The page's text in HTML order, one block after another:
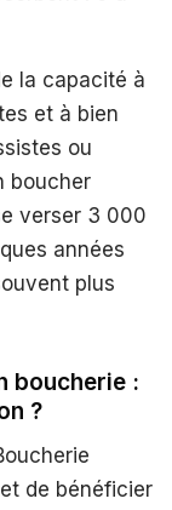
la capacité à
et à bien
ou
boucher
verser 3 000
années
plus
boucherie :
?
de bénéficier